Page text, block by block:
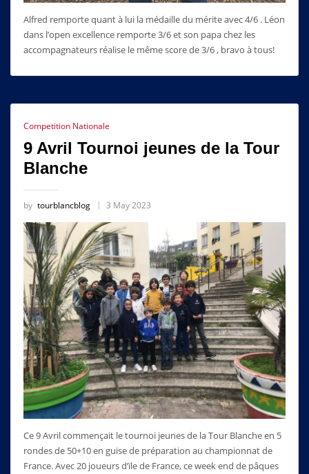
Alfred remporte quant à lui la médaille du mérite avec 4/6 . Léon
dans l’open excellence remporte 3/6 et son papa chez les
accompagnateurs réalise le même score de 3/6 , bravo à tous!
Competition Nationale
9 Avril Tournoi jeunes de la Tour
Blanche
by tourblancblog 3 May 2023
Ce 9 Avril commençait le tournoi jeunes de la Tour Blanche en 5
rondes de 50+10 en guise de préparation au championnat de
France. Avec 20 joueurs d’ïle de France, ce week end de pâques